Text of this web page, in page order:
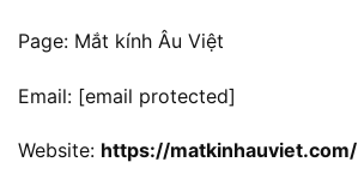
Page: Mắt kính Âu Việt
Email: [email protected]
Website: https://matkinhauviet.com/